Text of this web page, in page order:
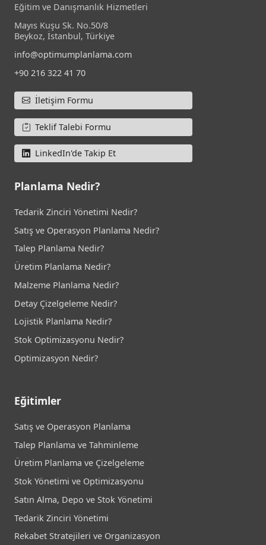
Eğitim ve Danışmanlık Hizmetleri
Mayıs Kuşu Sk. No.50/8
Beykoz, İstanbul, Türkiye
info@optimumplanlama.com
+90 216 322 41 70
İletişim Formu
Teklif Talebi Formu
LinkedIn'de Takip Et
Planlama Nedir?
Tedarik Zinciri Yönetimi Nedir?
Satış ve Operasyon Planlama Nedir?
Talep Planlama Nedir?
Üretim Planlama Nedir?
Malzeme Planlama Nedir?
Detay Çizelgeleme Nedir?
Lojistik Planlama Nedir?
Stok Optimizasyonu Nedir?
Optimizasyon Nedir?
Eğitimler
Satış ve Operasyon Planlama
Talep Planlama ve Tahminleme
Üretim Planlama ve Çizelgeleme
Stok Yönetimi ve Optimizasyonu
Satın Alma, Depo ve Stok Yönetimi
Tedarik Zinciri Yönetimi
Rekabet Stratejileri ve Organizasyon